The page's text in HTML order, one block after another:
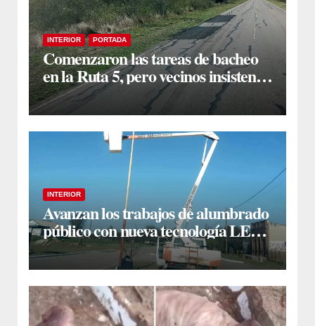
INTERIOR PORTADA
Comenzaron las tareas de bacheo
en la Ruta 5, pero vecinos insisten
en un reclamo integral
INTERIOR
Avanzan los trabajos de alumbrado
público con nueva tecnología LED
en Estación Taboada